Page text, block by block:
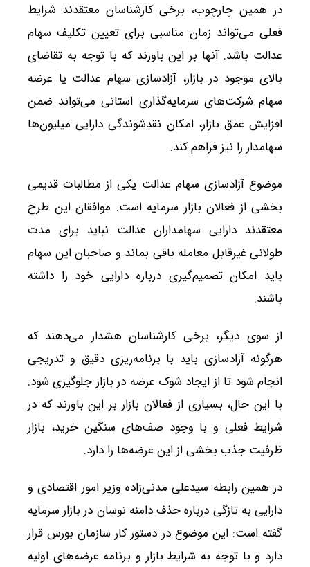
در همین چارچوب، برخی کارشناسان معتقدند شرایط
فعلی می‌تواند زمان مناسبی برای تعیین تکلیف سهام
عدالت باشد. آنها بر این باورند که با توجه به تقاضای
بالای موجود در بازار، آزادسازی سهام عدالت یا عرضه
سهام شرکت‌های سرمایه‌گذاری استانی می‌تواند ضمن
افزایش عمق بازار، امکان نقدشوندگی دارایی میلیون‌ها
سهامدار را نیز فراهم کند.
موضوع آزادسازی سهام عدالت یکی از مطالبات قدیمی
بخشی از فعالان بازار سرمایه است. موافقان این طرح
معتقدند دارایی سهامداران عدالت نباید برای مدت
طولانی غیرقابل معامله باقی بماند و صاحبان این سهام
باید امکان تصمیم‌گیری درباره دارایی خود را داشته
باشند.
از سوی دیگر، برخی کارشناسان هشدار می‌دهند که
هرگونه آزادسازی باید با برنامه‌ریزی دقیق و تدریجی
انجام شود تا از ایجاد شوک عرضه در بازار جلوگیری شود.
با این حال، بسیاری از فعالان بازار بر این باورند که در
شرایط فعلی و با وجود صف‌های سنگین خرید، بازار
ظرفیت جذب بخشی از این عرضه‌ها را دارد.
در همین رابطه سیدعلی مدنی‌زاده وزیر امور اقتصادی و
دارایی به تازگی درباره حذف دامنه نوسان در بازار سرمایه
گفته است: این موضوع در دستور کار سازمان بورس قرار
دارد و با توجه به شرایط بازار و برنامه عرضه‌های اولیه